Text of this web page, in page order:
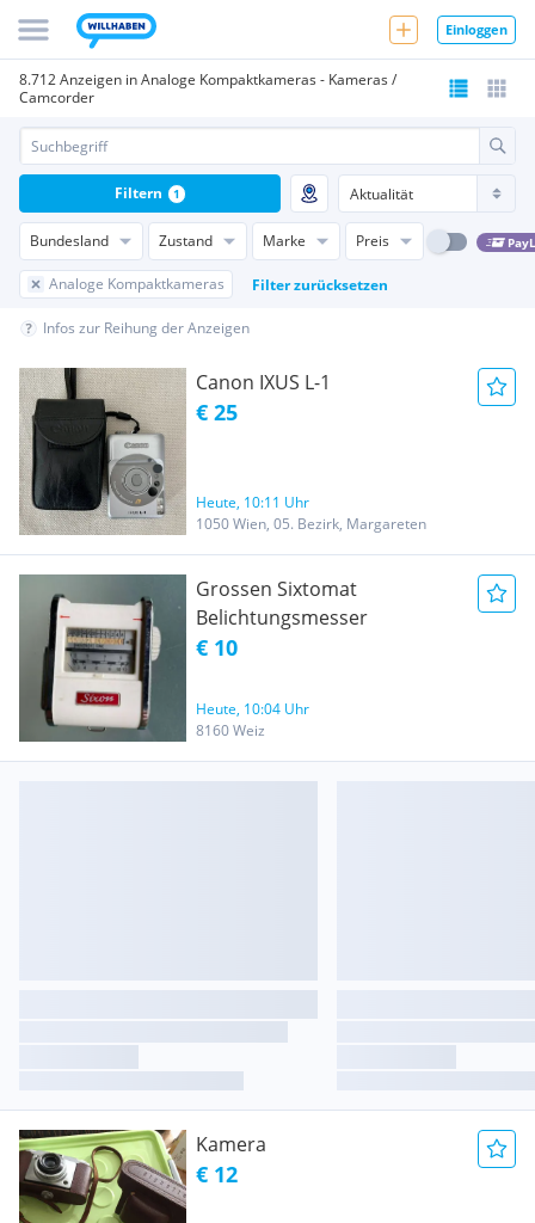
Einloggen
8.712 Anzeigen in Analoge Kompaktkameras - Kameras /
Camcorder
Bundesland Zustand Marke Preis
Analoge Kompaktkameras Filter zurücksetzen
Filtern 1
Infos zur Reihung der Anzeigen
Canon IXUS L-1
€ 25
Heute, 10:11 Uhr
1050 Wien, 05. Bezirk, Margareten
Grossen Sixtomat
Belichtungsmesser
€ 10
Heute, 10:04 Uhr
8160 Weiz
Kamera
€ 12